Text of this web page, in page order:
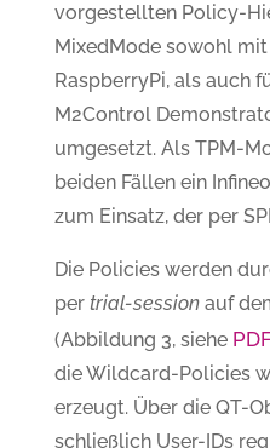
vorgestellten Policy-
MixedMode sowohl
RaspberryPi, als auch
M2Control
umgesetzt. Als TPM-
beiden Fällen ein
zum Einsatz, der per
Die Policies werden
per trial-sessionauf
(Abbildung 3, siehe
die Wildcard-Policies
erzeugt. Über die QT-
schließlich User-IDs